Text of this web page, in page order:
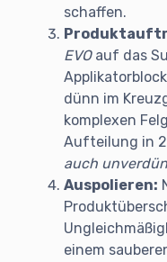
schaffen.
EVOauf das
dünn im
komplexen
Aufteilung in
auch
Auspolieren:
einem